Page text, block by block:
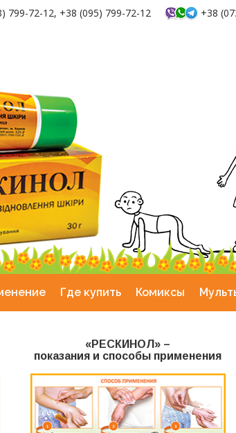
799-72-12, +38 (095) 799-72-12 +38
Где купить Комиксы
«РЕСКИНОЛ» –
показания и способы применения